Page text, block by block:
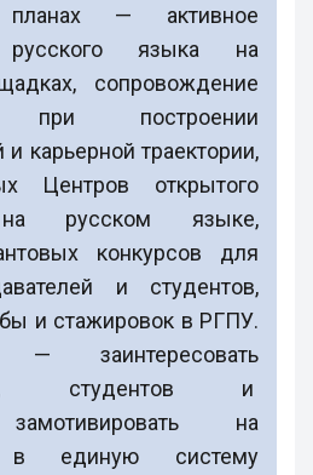
— активное
русского языка на
сопровождение
при построении
и карьерной траектории,
Центров открытого
на русском языке,
конкурсов для
и студентов,
и стажировок в РГПУ.
заинтересовать
студентов и
на
в единую систему